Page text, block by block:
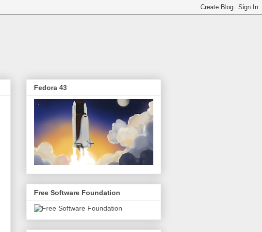
Fedora 43
Free Software Foundation